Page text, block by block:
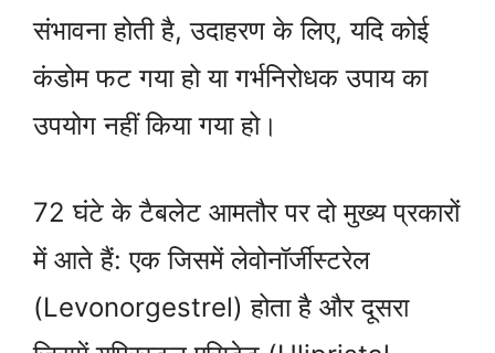
संभावना होती है, उदाहरण के लिए, यदि कोई
कंडोम फट गया हो या गर्भनिरोधक उपाय का
उपयोग नहीं किया गया हो।
72 घंटे के टैबलेट आमतौर पर दो मुख्य प्रकारों
में आते हैं: एक जिसमें लेवोनॉर्जीस्टरेल
(Levonorgestrel) होता है और दूसरा